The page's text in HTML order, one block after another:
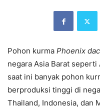
Pohon kurma Phoenix
negara Asia Barat seperti
saat ini banyak pohon
berproduksi tinggi di
Thailand, Indonesia, dan